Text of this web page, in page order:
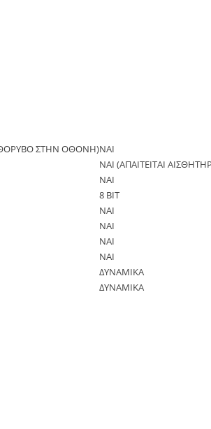
ΘΟΡΥΒΟ ΣΤΗΝ ΟΘΟΝΗ)ΝΑΙ
ΝΑΙ (ΑΠΑΙΤΕΙΤΑΙ
ΝΑΙ
8 BIT
ΝΑΙ
ΝΑΙ
ΝΑΙ
ΝΑΙ
ΔΥΝΑΜΙΚΑ
ΔΥΝΑΜΙΚΑ